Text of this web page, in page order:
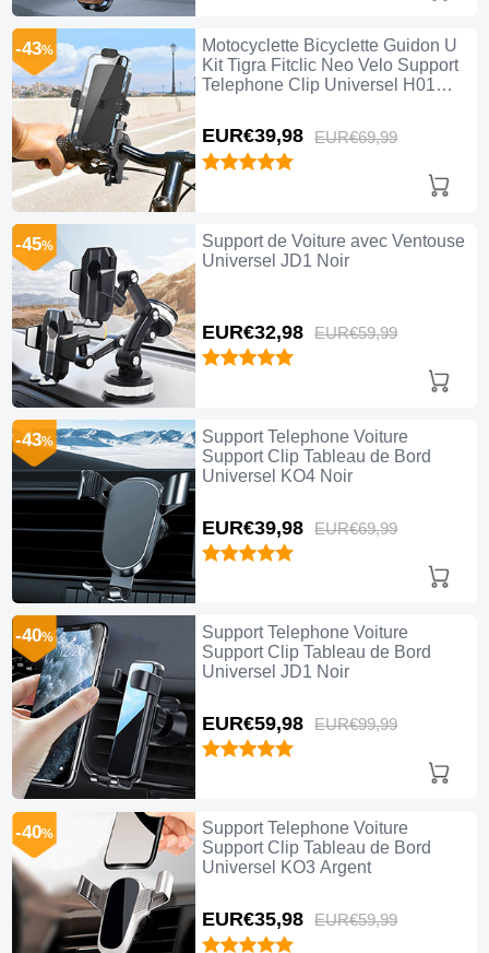
Motocyclette Bicyclette Guidon U
Kit Tigra Fitclic Neo Velo Support
Telephone Clip Universel H01
EUR€39,98 EUR€69,99
-43%
Support de Voiture avec Ventouse
Universel JD1 Noir
EUR€32,98 EUR€59,99
-45%
Support Telephone Voiture
Support Clip Tableau de Bord
Universel KO4 Noir
EUR€39,98 EUR€69,99
-43%
Support Telephone Voiture
Support Clip Tableau de Bord
Universel JD1 Noir
EUR€59,98 EUR€99,99
-40%
Support Telephone Voiture
Support Clip Tableau de Bord
Universel KO3 Argent
EUR€35,98 EUR€59,99
-40%